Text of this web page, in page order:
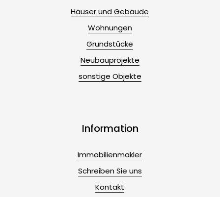
Häuser und Gebäude
Wohnungen
Grundstücke
Neubauprojekte
sonstige Objekte
Information
Immobilienmakler
Schreiben Sie uns
Kontakt